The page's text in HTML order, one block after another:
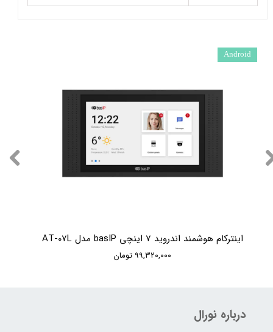
اینترکام هوشمند اندروید 7 اینچی basIP مدل AT-07L
۹۹,۳۲۰,۰۰۰ تومان
Android
درباره نورال